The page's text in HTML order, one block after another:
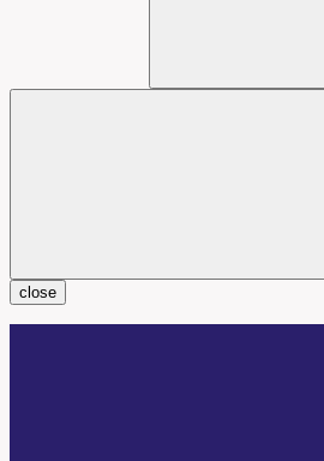
close